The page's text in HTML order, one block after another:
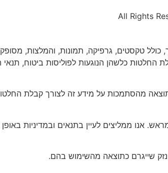
כולל טקסטים, גרפיקה, תמונות, והמלצות,
החלטות כלשהן הנוגעות לפוליסות ביטוח, תנאי
מהסתמכות על מידע זה לצורך קבלת
אנו ממליצים לעיין בתנאים ובמדיניות באופן
שייגרם כתוצאה מהשימוש בהם.